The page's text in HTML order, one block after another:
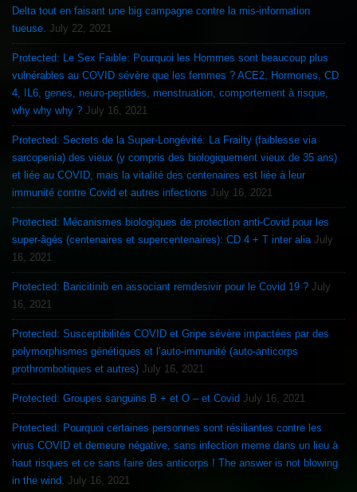
Delta tout en faisant une big campagne contre la mis-information
tueuse. July 22, 2021
Protected: Le Sex Faible: Pourquoi les Hommes sont beaucoup plus
vulnérables au COVID sévère que les femmes ? ACE2, Hormones, CD
4, IL6, genes, neuro-peptides, menstruation, comportement à risque,
why why why ? July 16, 2021
Protected: Secrets de la Super-Longévité: La Frailty (faiblesse via
sarcopenia) des vieux (y compris des biologiquement vieux de 35 ans)
et liée au COVID, mais la vitalité des centenaires est liée à leur
immunité contre Covid et autres infections July 16, 2021
Protected: Mécanismes biologiques de protection anti-Covid pour les
super-âgés (centenaires et supercentenaires): CD 4 + T inter alia July
16, 2021
Protected: Baricitinib en associant remdesivir pour le Covid 19 ? July
16, 2021
Protected: Susceptibilités COVID et Gripe sévère impactées par des
polymorphismes génétiques et l’auto-immunité (auto-anticorps
prothrombotiques et autres) July 16, 2021
Protected: Groupes sanguins B + et O – et Covid July 16, 2021
Protected: Pourquoi certaines personnes sont résiliantes contre les
virus COVID et demeure négative, sans infection meme dans un lieu à
haut risques et ce sans faire des anticorps ! The answer is not blowing
in the wind. July 16, 2021